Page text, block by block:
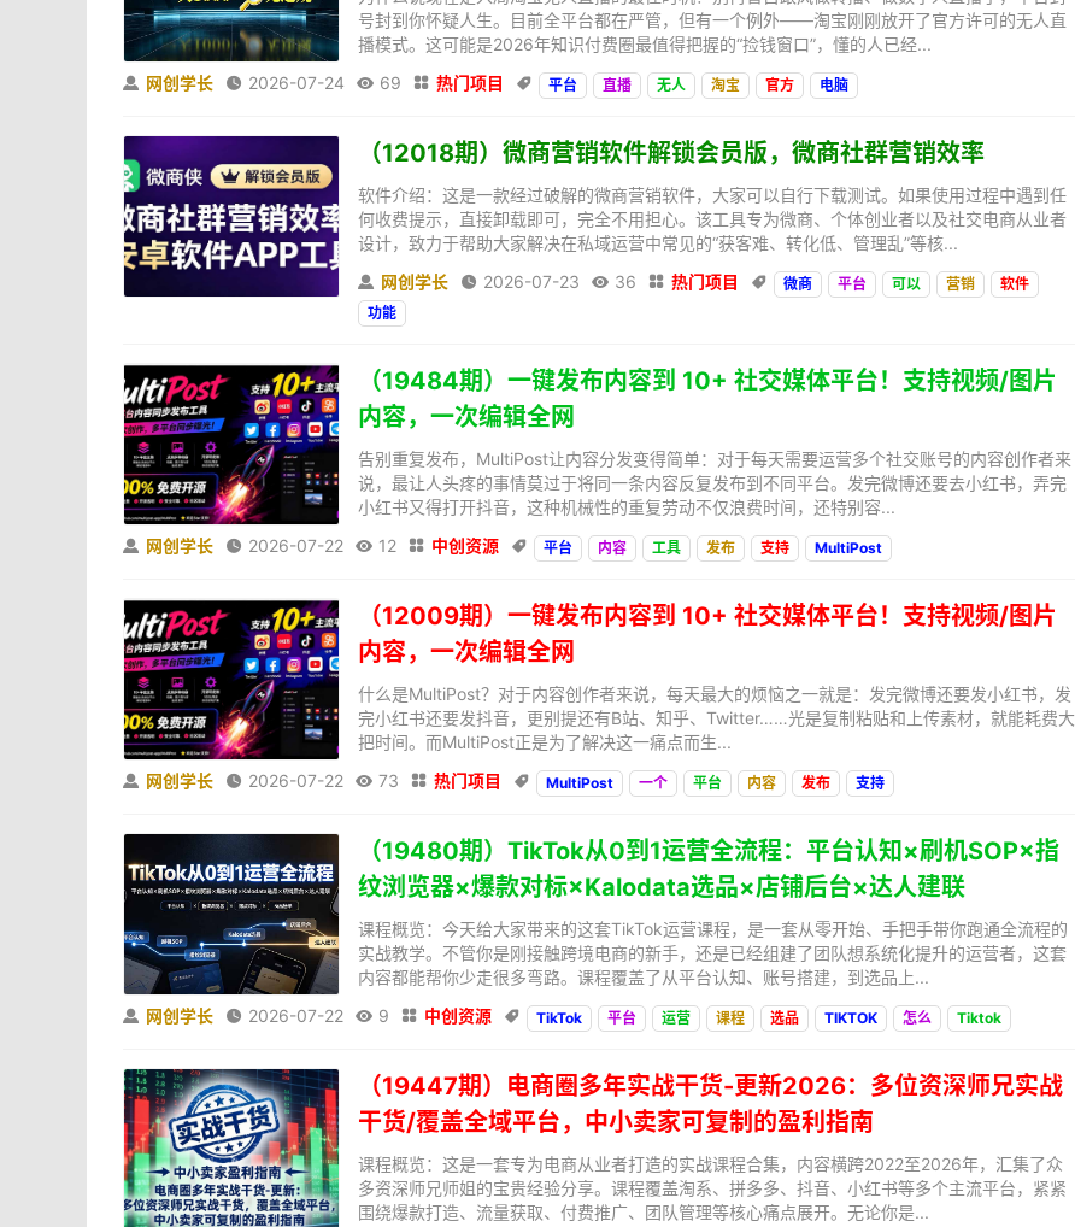
号封到你怀疑人生。目前全平台都在严管，但有一个例外——淘宝刚刚放开了官方许可的无人直
播模式。这可能是2026年知识付费圈最值得把握的“捡钱窗口”，懂的人已经...
 网创学长  2026-07-24  69  热门项目  平台 直播 无人 淘宝 官方 电脑
（12018期）微商营销软件解锁会员版，微商社群营销效率
软件介绍：这是一款经过破解的微商营销软件，大家可以自行下载测试。如果使用过程中遇到任
何收费提示，直接卸载即可，完全不用担心。该工具专为微商、个体创业者以及社交电商从业者
设计，致力于帮助大家解决在私域运营中常见的“获客难、转化低、管理乱”等核...
 网创学长  2026-07-23  36  热门项目  微商 平台 可以 营销
软件
功能
（19484期）一键发布内容到 10+ 社交媒体平台！支持视频/图片
内容，一次编辑全网
告别重复发布，MultiPost让内容分发变得简单：对于每天需要运营多个社交账号的内容创作者来
说，最让人头疼的事情莫过于将同一条内容反复发布到不同平台。发完微博还要去小红书，弄完
小红书又得打开抖音，这种机械性的重复劳动不仅浪费时间，还特别容...
 网创学长  2026-07-22  12  中创资源  平台 内容 工具 发布 支持 MultiPost
（12009期）一键发布内容到 10+ 社交媒体平台！支持视频/图片
内容，一次编辑全网
什么是MultiPost？对于内容创作者来说，每天最大的烦恼之一就是：发完微博还要发小红书，发
完小红书还要发抖音，更别提还有B站、知乎、Twitter……光是复制粘贴和上传素材，就能耗费大
把时间。而MultiPost正是为了解决这一痛点而生...
 网创学长  2026-07-22  73  热门项目  MultiPost 一个 平台 内容 发布 支持
（19480期）TikTok从0到1运营全流程：平台认知×刷机SOP×指
纹浏览器×爆款对标×Kalodata选品×店铺后台×达人建联
课程概览：今天给大家带来的这套TikTok运营课程，是一套从零开始、手把手带你跑通全流程的
实战教学。不管你是刚接触跨境电商的新手，还是已经组建了团队想系统化提升的运营者，这套
内容都能帮你少走很多弯路。课程覆盖了从平台认知、账号搭建，到选品上...
 网创学长  2026-07-22  9  中创资源  TikTok 平台 运营 课程 选品 TIKTOK 怎么 Tiktok
（19447期）电商圈多年实战干货-更新2026：多位资深师兄实战
干货/覆盖全域平台，中小卖家可复制的盈利指南
课程概览：这是一套专为电商从业者打造的实战课程合集，内容横跨2022至2026年，汇集了众
多资深师兄师姐的宝贵经验分享。课程覆盖淘系、拼多多、抖音、小红书等多个主流平台，紧紧
围绕爆款打造、流量获取、付费推广、团队管理等核心痛点展开。无论你是...